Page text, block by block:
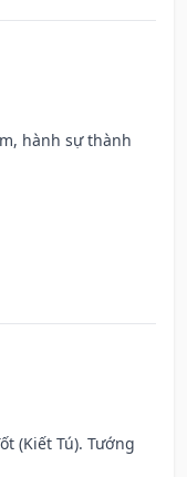
hành sự thành
(Kiết Tú). Tướng